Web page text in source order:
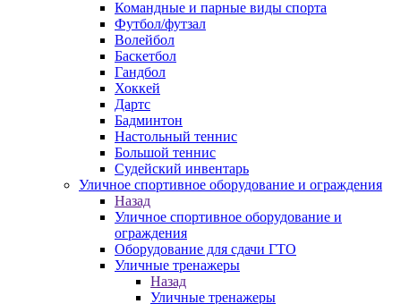
Командные и парные виды спорта
Футбол/футзал
Волейбол
Баскетбол
Гандбол
Хоккей
Дартс
Бадминтон
Настольный теннис
Большой теннис
Судейский инвентарь
Уличное спортивное оборудование и ограждения
Назад
Уличное спортивное оборудование и
ограждения
Оборудование для сдачи ГТО
Уличные тренажеры
Назад
Уличные тренажеры